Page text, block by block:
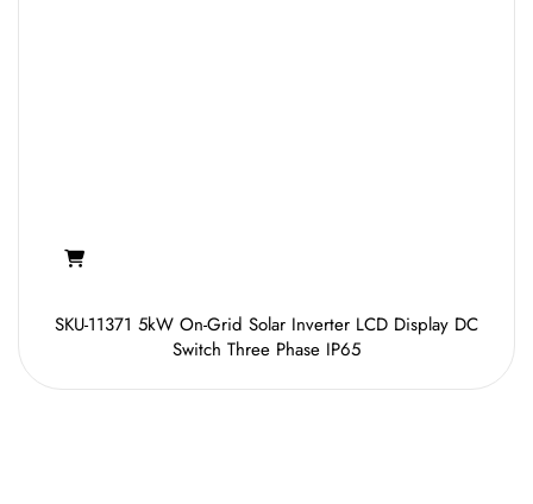
SKU-11371 5kW On-Grid Solar Inverter LCD Display DC
Switch Three Phase IP65